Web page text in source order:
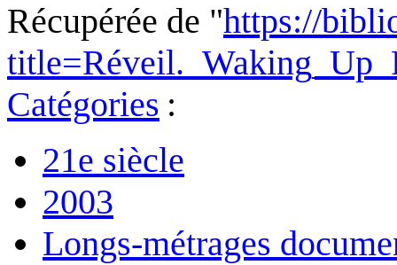
Récupérée de "https://
Catégories :
21e siècle
2003
Longs-métrages